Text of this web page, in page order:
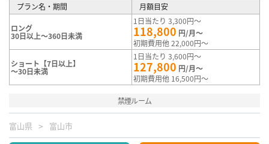
プラン名・期間 月額目安
ロング
30日以上～360日未満
1日当たり 3,300円～
118,800 円/月～
初期費用他 22,000円～
ショート【7日以上】
～30日未満
1日当たり 3,600円～
127,800 円/月～
初期費用他 16,500円～
禁煙ルーム
富山県 富山市